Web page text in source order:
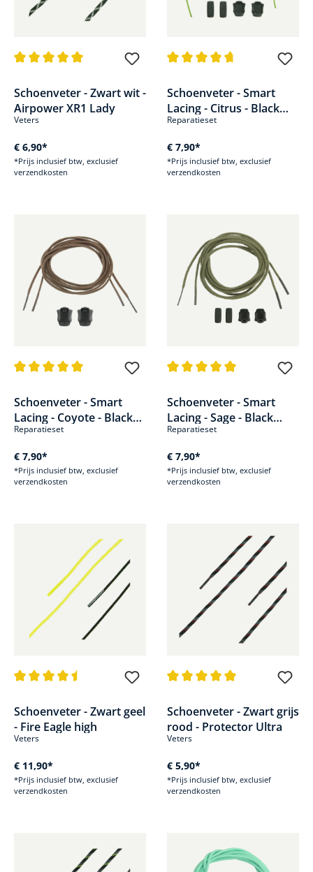
Schoenveter - Zwart wit -
Airpower XR1 Lady
Veters
€ 6,90*
*Prijs inclusief btw, exclusief
verzendkosten
Schoenveter - Smart
Lacing - Citrus - Black
Eagle Adventure
Reparatieset
€ 7,90*
*Prijs inclusief btw, exclusief
verzendkosten
Schoenveter - Smart
Lacing - Coyote - Black
Eagle Athletic 2.0
Reparatieset
€ 7,90*
*Prijs inclusief btw, exclusief
verzendkosten
Schoenveter - Smart
Lacing - Sage - Black
Eagle Athletic 2.0
Reparatieset
€ 7,90*
*Prijs inclusief btw, exclusief
verzendkosten
Schoenveter - Zwart geel
- Fire Eagle high
Veters
€ 11,90*
*Prijs inclusief btw, exclusief
verzendkosten
Schoenveter - Zwart grijs
rood - Protector Ultra
Veters
€ 5,90*
*Prijs inclusief btw, exclusief
verzendkosten